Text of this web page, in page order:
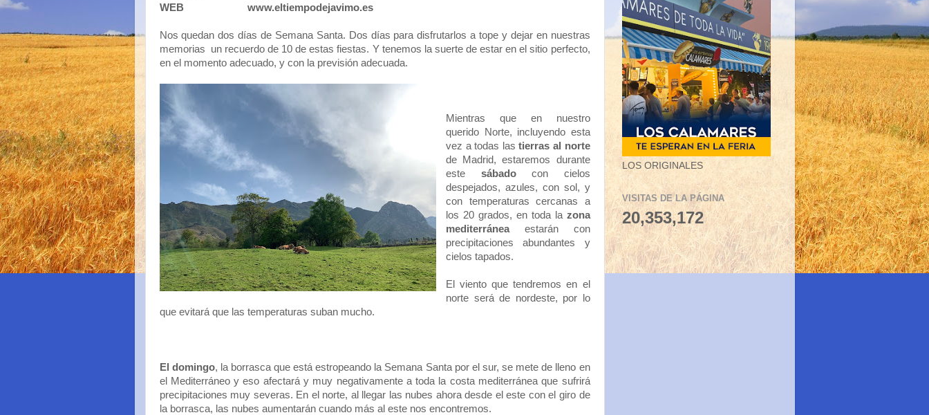
WEB
www.eltiempodejavimo.es
Nos quedan dos días de Semana Santa. Dos días para disfrutarlos a tope y dejar en nuestras
memorias un recuerdo de 10 de estas fiestas. Y tenemos la suerte de estar en el sitio perfecto,
en el momento adecuado, y con la previsión adecuada.
Mientras que en nuestro
querido Norte, incluyendo esta
vez a todas lastierras al norte
de Madrid, estaremos durante
este sábadocon cielos
despejados, azules, con sol, y
con temperaturas cercanas a
los 20 grados, en toda la zona
mediterránea estarán con
precipitaciones abundantes y
cielos tapados.
El viento que tendremos en el
norte será de nordeste, por lo
que evitará que las temperaturas suban mucho.
El domingo, la borrasca que está estropeando la Semana Santa por el sur, se mete de lleno en
el Mediterráneo y eso afectará y muy negativamente a toda la costa mediterránea que sufrirá
precipitaciones muy severas. En el norte, al llegar las nubes ahora desde el este con el giro de
la borrasca, las nubes aumentarán cuando más al este nos encontremos.
LOS ORIGINALES
VISITAS DE LA PÁGINA
20,353,172